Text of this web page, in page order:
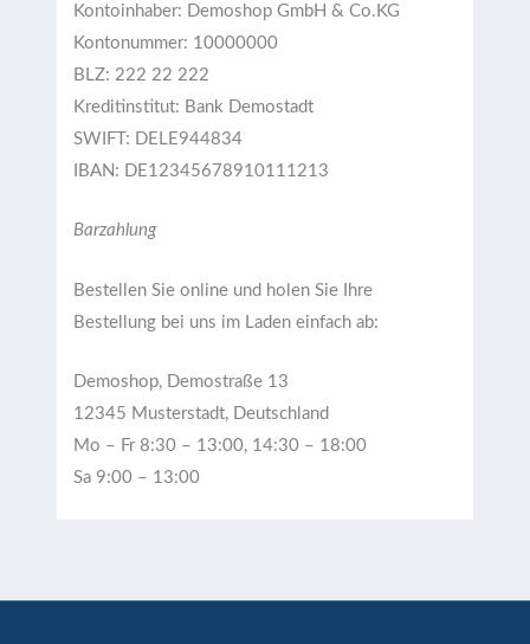
Kontoinhaber: Demoshop GmbH & Co.KG
Kontonummer: 10000000
BLZ: 222 22 222
Kreditinstitut: Bank Demostadt
SWIFT: DELE944834
IBAN: DE12345678910111213
Barzahlung
Bestellen Sie online und holen Sie Ihre
Bestellung bei uns im Laden einfach ab:
Demoshop, Demostraße 13
12345 Musterstadt, Deutschland
Mo – Fr 8:30 – 13:00, 14:30 – 18:00
Sa 9:00 – 13:00